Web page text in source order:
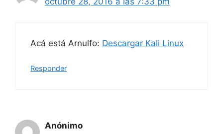
Acá está Arnulfo: Descargar Kali Linux
Responder
Anónimo